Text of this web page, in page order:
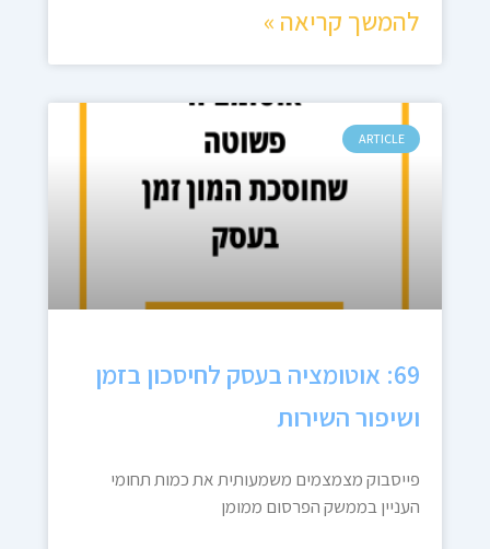
להמשך קריאה »
ARTICLE
69: אוטומציה בעסק לחיסכון בזמן
ושיפור השירות
פייסבוק מצמצמים משמעותית את כמות תחומי
העניין בממשק הפרסום ממומן